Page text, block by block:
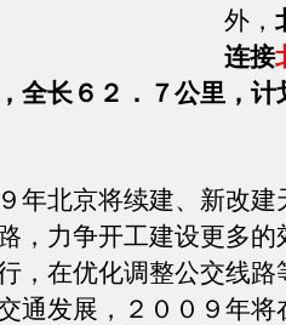
外，
连接
，全长６２．７公里，
北京将续建、新改建
，力争开工建设更多的
，在优化调整公交线路
通发展，２００９年将